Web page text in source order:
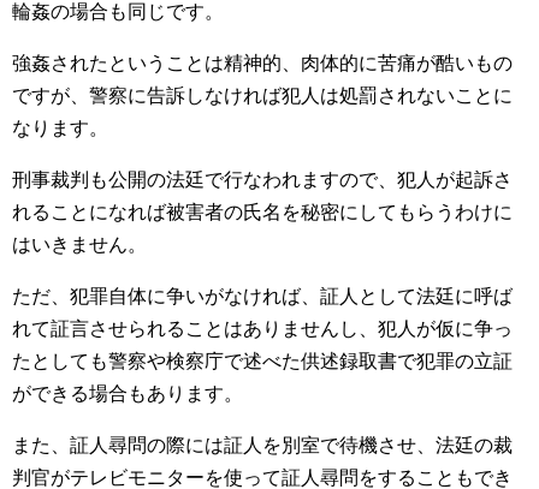
輪姦の場合も同じです。
強姦されたということは精神的、肉体的に苦痛が酷いもの
ですが、警察に告訴しなければ犯人は処罰されないことに
なります。
刑事裁判も公開の法廷で行なわれますので、犯人が起訴さ
れることになれば被害者の氏名を秘密にしてもらうわけに
はいきません。
ただ、犯罪自体に争いがなければ、証人として法廷に呼ば
れて証言させられることはありませんし、犯人が仮に争っ
たとしても警察や検察庁で述べた供述録取書で犯罪の立証
ができる場合もあります。
また、証人尋問の際には証人を別室で待機させ、法廷の裁
判官がテレビモニターを使って証人尋問をすることもでき